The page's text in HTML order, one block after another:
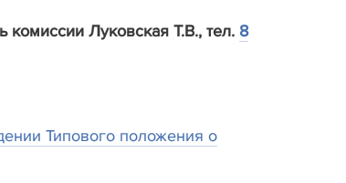
Луковская Т.В., тел. 8
Типового положения о